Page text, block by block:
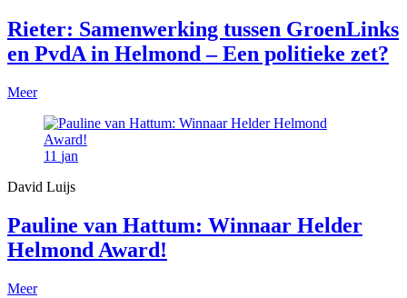
Rieter: Samenwerking tussen GroenLinks
en PvdA in Helmond – Een politieke zet?
Meer
11 jan
David Luijs
Pauline van Hattum: Winnaar Helder
Helmond Award!
Meer